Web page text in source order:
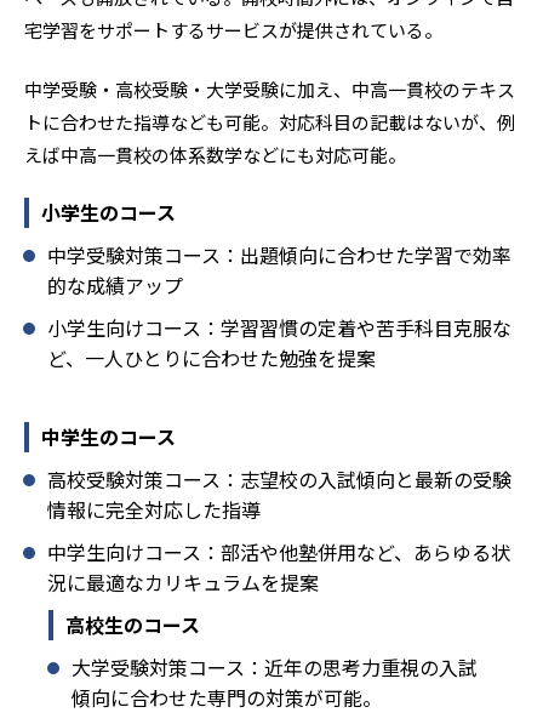
宅学習をサポートするサービスが提供されている。
中学受験・高校受験・大学受験に加え、中高一貫校のテキス
トに合わせた指導なども可能。対応科目の記載はないが、例
えば中高一貫校の体系数学などにも対応可能。
小学生のコース
中学受験対策コース：出題傾向に合わせた学習で効率
的な成績アップ
小学生向けコース：学習習慣の定着や苦手科目克服な
ど、一人ひとりに合わせた勉強を提案
中学生のコース
高校受験対策コース：志望校の入試傾向と最新の受験
情報に完全対応した指導
中学生向けコース：部活や他塾併用など、あらゆる状
況に最適なカリキュラムを提案
高校生のコース
大学受験対策コース：近年の思考力重視の入試
傾向に合わせた専門の対策が可能。